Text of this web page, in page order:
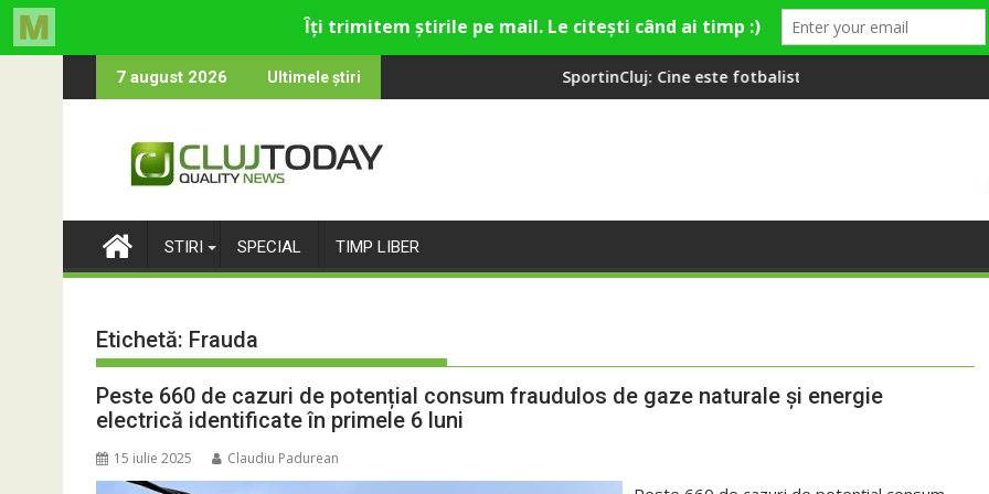
to
7 august 2026 Ultimele știri
cultural și de divertisment din Cluj-Napoca
devine o întrebare SportinCluj: Cine este fotbalistul cu două diplome care a învățat româna la 2
Compania de Apă
STIRI SPECIAL TIMP LIBER
Etichetă: Frauda
Peste 660 de cazuri de potențial consum fraudulos de gaze naturale și energie
electrică identificate în primele 6 luni
15 iulie 2025 Claudiu Padurean